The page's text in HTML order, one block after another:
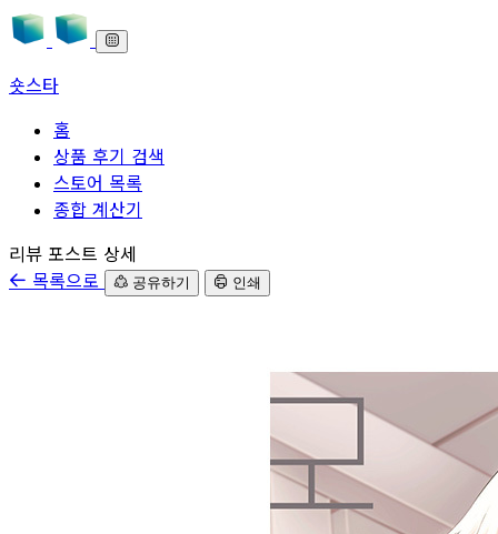
숏스타
홈
상품 후기 검색
스토어 목록
종합 계산기
본문으로 바로가기
리뷰 포스트 상세
목록으로
공유하기 인쇄